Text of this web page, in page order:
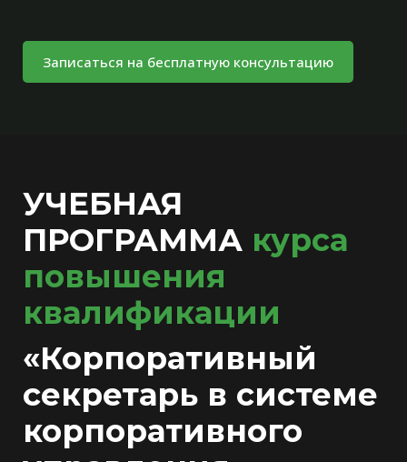
Записаться на бесплатную консультацию
УЧЕБНАЯ
ПРОГРАММА курса
повышения
квалификации
«Корпоративный
секретарь в системе
корпоративного